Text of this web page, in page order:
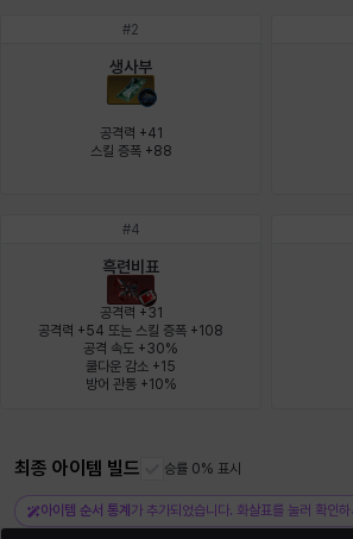
이안
크레이버
펠릭스
헤이즈 헨리 현우
#2
생사부
공격력 +41
스킬 증폭 +88
#4
흑련비표
공격력 +31
공격력 +54 또는 스킬 증폭 +108
공격 속도 +30%
쿨다운 감소 +15
방어 관통 +10%
최종 아이템 빌드 승률 0% 표시
아이템 순서 통계 가 추가되었습니다. 화살표를 눌러 확인하